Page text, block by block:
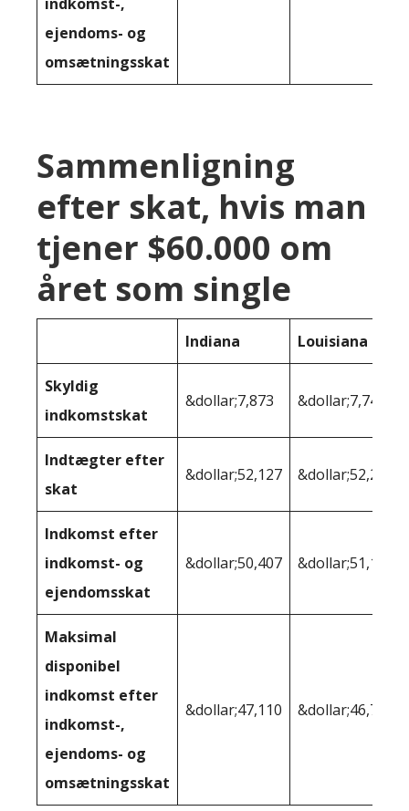
ejendoms- og
omsætningsskat
Sammenligning
efter skat, hvis man
tjener $60.000 om
året som single
Indiana Louisiana
Skyldig
indkomstskat
&dollar;7,873 &dollar;7,745
Indtægter efter
skat
&dollar;52,127 &dollar;52,255
Indkomst efter
indkomst- og
ejendomsskat
&dollar;50,407 &dollar;51,190
Maksimal
disponibel
indkomst efter
indkomst-,
ejendoms- og
omsætningsskat
&dollar;47,110 &dollar;46,728